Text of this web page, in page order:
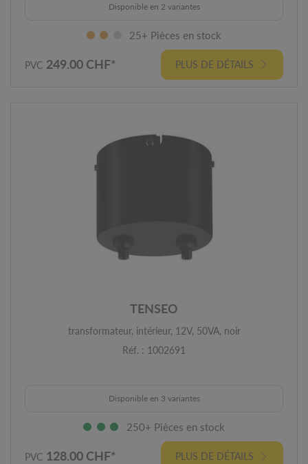
Disponible en 2 variantes
25+ Pièces en stock
PVC 249.00 CHF* PLUS DE DÉTAILS
TENSEO
transformateur, intérieur, 12V, 50VA, noir
Réf. : 1002691
Disponible en 3 variantes
250+ Pièces en stock
PVC 128.00 CHF* PLUS DE DÉTAILS